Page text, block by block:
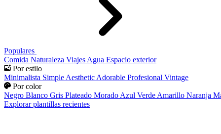
Populares
Comida Naturaleza Viajes Agua Espacio exterior
Por estilo
Minimalista Simple Aesthetic Adorable Profesional Vintage
Por color
Negro Blanco Gris Plateado Morado Azul Verde Amarillo Naranja
Explorar plantillas recientes